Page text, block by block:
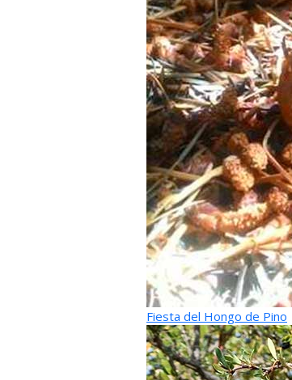
Fiesta del Hongo de Pino